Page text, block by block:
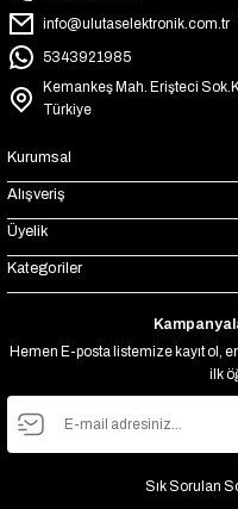
info@ulutaselektronik.com.tr
5343921985
Kemankeş Mah. Erişteci
Türkiye
Kurumsal
Alışveriş
Üyelik
Kategoriler
Hemen E-posta listemize kayıt ol,
ilk
Sık Sorulan